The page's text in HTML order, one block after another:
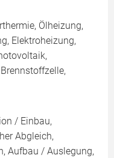
Ölheizung,
Elektroheizung,
/ Einbau,
Abgleich,
Aufbau / Auslegung,